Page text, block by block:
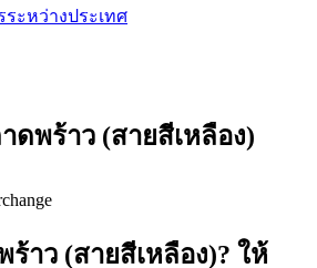
ระหว่างประเทศ
ดพร้าว (สายสีเหลือง)
ร้าว (สายสีเหลือง)? ให้